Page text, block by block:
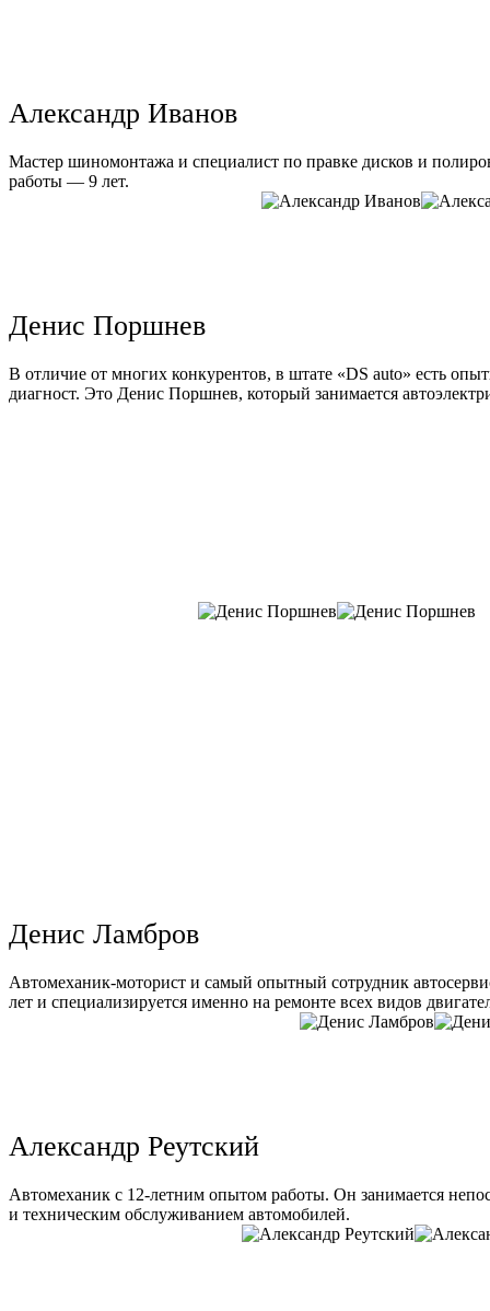
Александр Иванов
Мастер шиномонтажа и специалист по правке дисков и
работы — 9 лет.
Денис Поршнев
В отличие от многих конкурентов, в штате «DS auto» есть
диагност. Это Денис Поршнев, который занимается
Денис Ламбров
Автомеханик-моторист и самый опытный сотрудник
лет и специализируется именно на ремонте всех видов
Александр Реутский
Автомеханик с 12-летним опытом работы. Он занимается
и техническим обслуживанием автомобилей.